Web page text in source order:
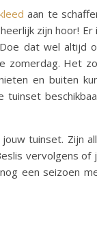
aan te
zijn hoor! Er
dat wel altijd
zomerdag. Het
en buiten
tuinset. Zijn
vervolgens of
een seizoen